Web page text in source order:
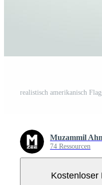
Muzammil
74 Ressourcen
Kostenloser